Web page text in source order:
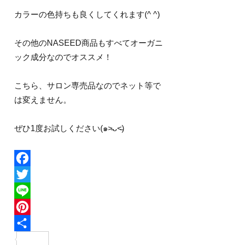
カラーの色持ちも良くしてくれます(^ ^)
その他のNASEED商品もすべてオーガニ
ック成分なのでオススメ！
こちら、サロン専売品なのでネット等で
は変えません。
ぜひ1度お試しください(๑˃̵ᴗ˂̵)
F
a
c
e
b
T
w
t
L
n
P
i